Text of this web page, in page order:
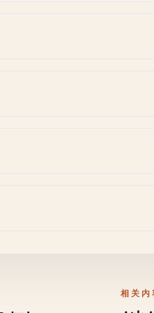
相关内